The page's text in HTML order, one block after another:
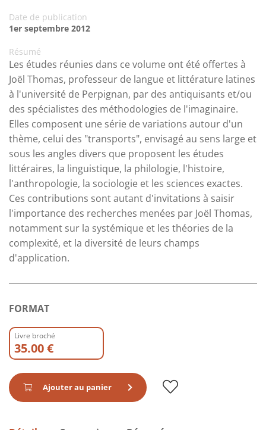
Date de publication
1er septembre 2012
Résumé
Les études réunies dans ce volume ont été offertes à
Joël Thomas, professeur de langue et littérature latines
à l'université de Perpignan, par des antiquisants et/ou
des spécialistes des méthodologies de l'imaginaire.
Elles composent une série de variations autour d'un
thème, celui des "transports", envisagé au sens large et
sous les angles divers que proposent les études
littéraires, la linguistique, la philologie, l'histoire,
l'anthropologie, la sociologie et les sciences exactes.
Ces contributions sont autant d'invitations à saisir
l'importance des recherches menées par Joël Thomas,
notamment sur la systémique et les théories de la
complexité, et la diversité de leurs champs
d'application.
FORMAT
Livre broché
35.00 €
Ajouter au panier